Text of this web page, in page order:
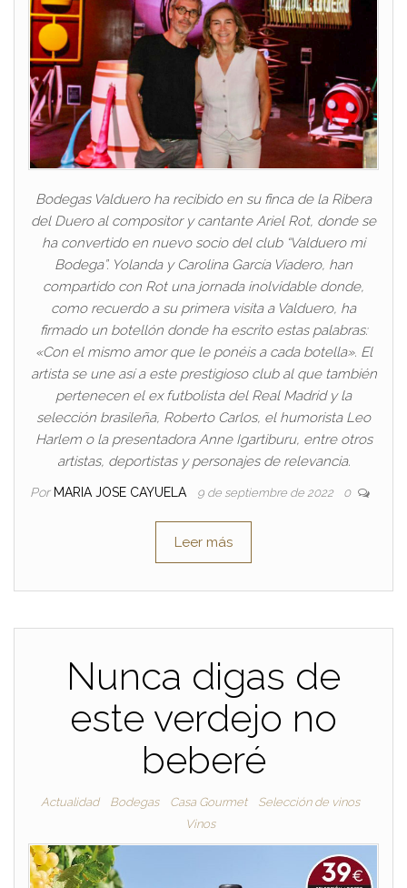
Bodegas Valduero ha recibido en su finca de la Ribera
del Duero al compositor y cantante Ariel Rot, donde se
ha convertido en nuevo socio del club “Valduero mi
Bodega”. Yolanda y Carolina García Viadero, han
compartido con Rot una jornada inolvidable donde,
como recuerdo a su primera visita a Valduero, ha
firmado un botellón donde ha escrito estas palabras:
«Con el mismo amor que le ponéis a cada botella». El
artista se une así a este prestigioso club al que también
pertenecen el ex futbolista del Real Madrid y la
selección brasileña, Roberto Carlos, el humorista Leo
Harlem o la presentadora Anne Igartiburu, entre otros
artistas, deportistas y personajes de relevancia.
Por MARIA JOSE CAYUELA 9 de septiembre de 2022 0
Leer más
Nunca digas de
este verdejo no
beberé
Actualidad Bodegas Casa Gourmet
Selección de vinos
Vinos